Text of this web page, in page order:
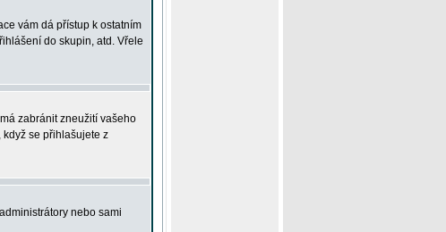
vám dá přístup k ostatním
do skupin, atd. Vřele
zabránit zneužití vašeho
když se přihlašujete z
nebo sami